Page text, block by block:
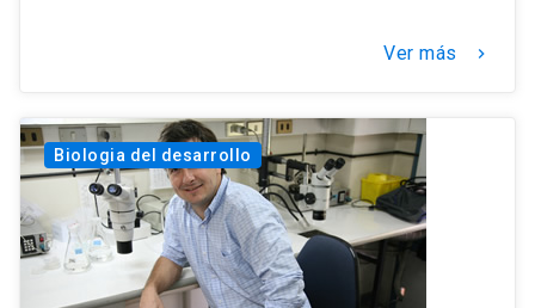
Ver más keyboard_arrow_right
Biologia del desarrollo